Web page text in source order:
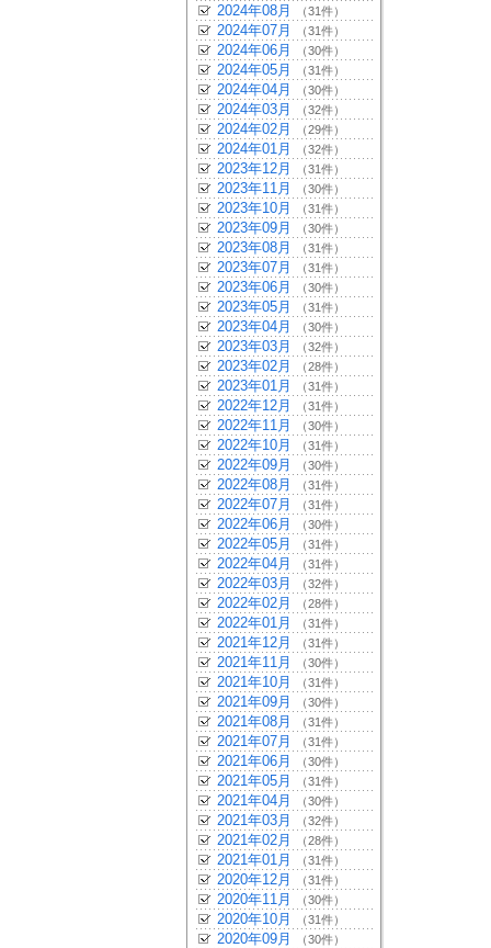
2024年08月 （31件）
2024年07月 （31件）
2024年06月 （30件）
2024年05月 （31件）
2024年04月 （30件）
2024年03月 （32件）
2024年02月 （29件）
2024年01月 （32件）
2023年12月 （31件）
2023年11月 （30件）
2023年10月 （31件）
2023年09月 （30件）
2023年08月 （31件）
2023年07月 （31件）
2023年06月 （30件）
2023年05月 （31件）
2023年04月 （30件）
2023年03月 （32件）
2023年02月 （28件）
2023年01月 （31件）
2022年12月 （31件）
2022年11月 （30件）
2022年10月 （31件）
2022年09月 （30件）
2022年08月 （31件）
2022年07月 （31件）
2022年06月 （30件）
2022年05月 （31件）
2022年04月 （31件）
2022年03月 （32件）
2022年02月 （28件）
2022年01月 （31件）
2021年12月 （31件）
2021年11月 （30件）
2021年10月 （31件）
2021年09月 （30件）
2021年08月 （31件）
2021年07月 （31件）
2021年06月 （30件）
2021年05月 （31件）
2021年04月 （30件）
2021年03月 （32件）
2021年02月 （28件）
2021年01月 （31件）
2020年12月 （31件）
2020年11月 （30件）
2020年10月 （31件）
2020年09月 （30件）